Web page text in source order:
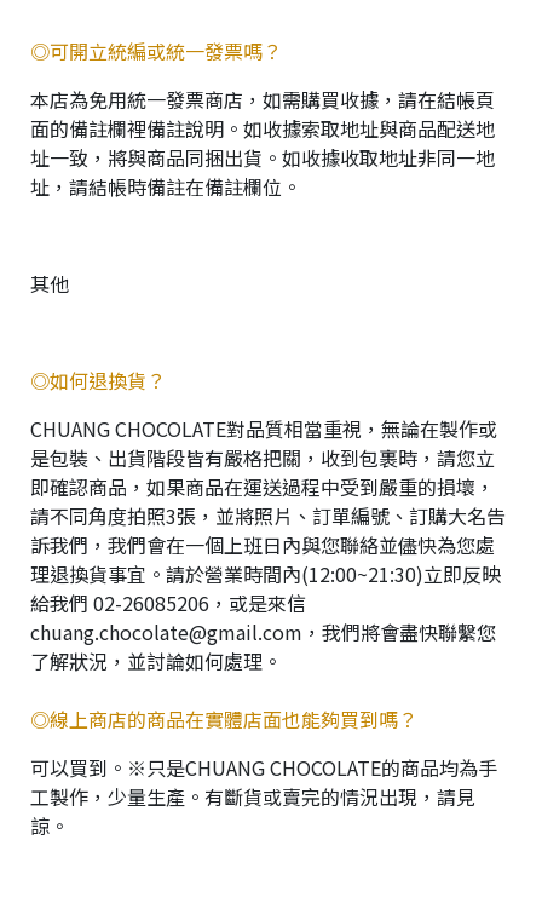
◎可開立統編或統一發票嗎？
本店為免用統一發票商店，如需購買收據，請在結帳頁
面的備註欄裡備註說明。如收據索取地址與商品配送地
址一致，將與商品同捆出貨。如收據收取地址非同一地
址，請結帳時備註在備註欄位。
其他
◎如何退換貨？
CHUANG CHOCOLATE對品質相當重視，無論在製作或
是包裝、出貨階段皆有嚴格把關，收到包裹時，請您立
即確認商品，如果商品在運送過程中受到嚴重的損壞，
請不同角度拍照3張，並將照片、訂單編號、訂購大名告
訴我們，我們會在一個上班日內與您聯絡並儘快為您處
理退換貨事宜。請於營業時間內(12:00~21:30)立即反映
給我們 02-26085206，或是來信
chuang.chocolate@gmail.com，我們將會盡快聯繫您
了解狀況，並討論如何處理。
◎線上商店的商品在實體店面也能夠買到嗎？
可以買到。※只是CHUANG CHOCOLATE的商品均為手
工製作，少量生產。有斷貨或賣完的情況出現，請見
諒。